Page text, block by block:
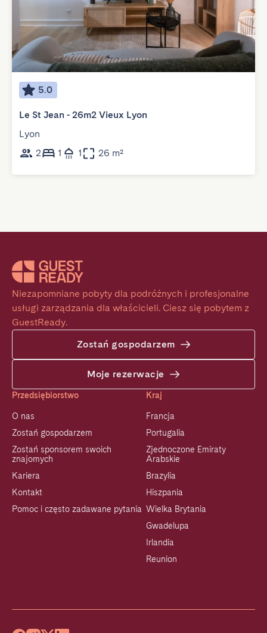
5.0
Le St Jean - 26m2 Vieux Lyon
Lyon
2
1 1 26 m²
Niezapomniane pobyty dla podróżnych i profesjonalne
usługi zarządzania dla właścicieli. Ciesz się pobytem z
GuestReady.
Zostań gospodarzem
Moje rezerwacje
Przedsiębiorstwo
O nas
Zostań gospodarzem
Zostań sponsorem swoich
znajomych
Kariera
Kontakt
Pomoc i często zadawane pytania
Kraj
Francja
Portugalia
Zjednoczone Emiraty
Arabskie
Brazylia
Hiszpania
Wielka Brytania
Gwadelupa
Irlandia
Reunion